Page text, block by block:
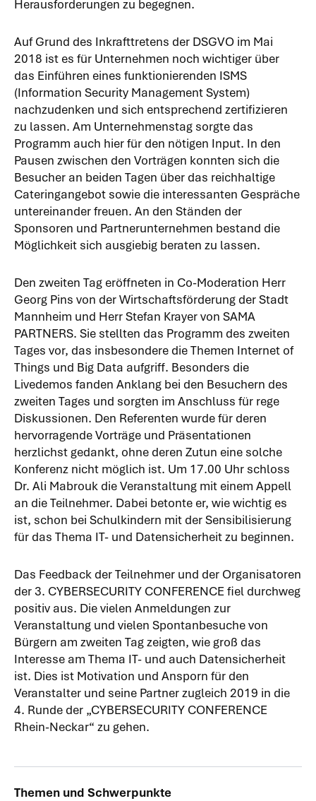
Herausforderungen zu begegnen.
Auf Grund des Inkrafttretens der DSGVO im Mai
2018 ist es für Unternehmen noch wichtiger über
das Einführen eines funktionierenden ISMS
(Information Security Management System)
nachzudenken und sich entsprechend zertifizieren
zu lassen. Am Unternehmenstag sorgte das
Programm auch hier für den nötigen Input. In den
Pausen zwischen den Vorträgen konnten sich die
Besucher an beiden Tagen über das reichhaltige
Cateringangebot sowie die interessanten Gespräche
untereinander freuen. An den Ständen der
Sponsoren und Partnerunternehmen bestand die
Möglichkeit sich ausgiebig beraten zu lassen.
Den zweiten Tag eröffneten in Co-Moderation Herr
Georg Pins von der Wirtschaftsförderung der Stadt
Mannheim und Herr Stefan Krayer von SAMA
PARTNERS. Sie stellten das Programm des zweiten
Tages vor, das insbesondere die Themen Internet of
Things und Big Data aufgriff. Besonders die
Livedemos fanden Anklang bei den Besuchern des
zweiten Tages und sorgten im Anschluss für rege
Diskussionen. Den Referenten wurde für deren
hervorragende Vorträge und Präsentationen
herzlichst gedankt, ohne deren Zutun eine solche
Konferenz nicht möglich ist. Um 17.00 Uhr schloss
Dr. Ali Mabrouk die Veranstaltung mit einem Appell
an die Teilnehmer. Dabei betonte er, wie wichtig es
ist, schon bei Schulkindern mit der Sensibilisierung
für das Thema IT- und Datensicherheit zu beginnen.
Das Feedback der Teilnehmer und der Organisatoren
der 3. CYBERSECURITY CONFERENCE fiel durchweg
positiv aus. Die vielen Anmeldungen zur
Veranstaltung und vielen Spontanbesuche von
Bürgern am zweiten Tag zeigten, wie groß das
Interesse am Thema IT- und auch Datensicherheit
ist. Dies ist Motivation und Ansporn für den
Veranstalter und seine Partner zugleich 2019 in die
4. Runde der „CYBERSECURITY CONFERENCE
Rhein-Neckar“ zu gehen.
Themen und Schwerpunkte